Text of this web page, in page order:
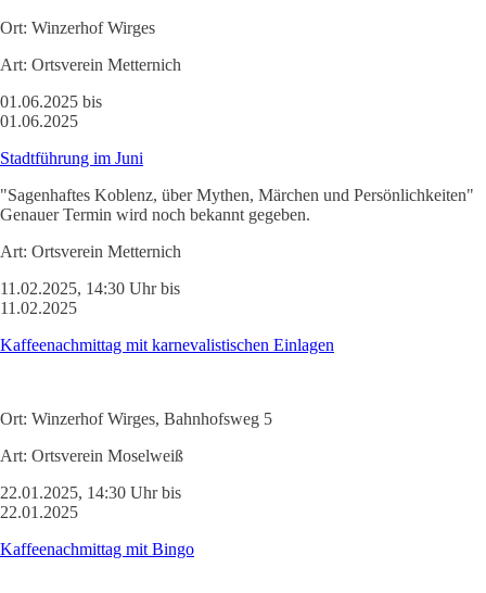
Ort: Winzerhof Wirges
Art: Ortsverein Metternich
01.06.2025 bis
01.06.2025
Stadtführung im Juni
"Sagenhaftes Koblenz, über Mythen, Märchen und Persönlichkeiten"
Genauer Termin wird noch bekannt gegeben.
Art: Ortsverein Metternich
11.02.2025, 14:30 Uhr bis
11.02.2025
Kaffeenachmittag mit karnevalistischen Einlagen
Ort: Winzerhof Wirges, Bahnhofsweg 5
Art: Ortsverein Moselweiß
22.01.2025, 14:30 Uhr bis
22.01.2025
Kaffeenachmittag mit Bingo